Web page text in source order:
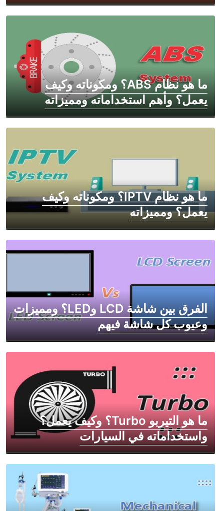
ما هو نظام ABS؟ ومكوناته وكيف
يعمل؟ وأهم استخداماته ومميزاته
ما هو نظام IPTV؟ ومكوناته وكيف
يعمل؟ ومميزاته
الفرق بين شاشة LCD وLED؟ ومميزات
وعيوب كل شاشة فيهم
ما هو التيربو Turbo؟ وكيف يعمل؟
واستخداماته في السيارات